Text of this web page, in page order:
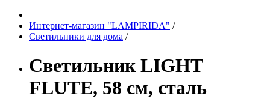
Интернет-магазин "LAMPIRIDA" /
Светильники для дома /
Светильник LIGHT
FLUTE, 58 см, сталь